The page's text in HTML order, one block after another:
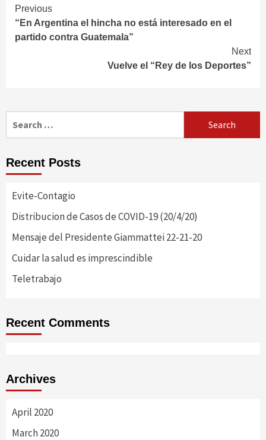
Continue
Reading
Previous
“En Argentina el hincha no está interesado en el
partido contra Guatemala”
Next
Vuelve el “Rey de los Deportes”
for:
Recent Posts
Evite-Contagio
Distribucion de Casos de COVID-19 (20/4/20)
Mensaje del Presidente Giammattei 22-21-20
Cuidar la salud es imprescindible
Teletrabajo
Recent Comments
Archives
April 2020
March 2020